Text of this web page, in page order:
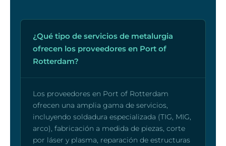
¿Qué tipo de servicios de metalurgia
ofrecen los proveedores en Port of
Rotterdam?
Los proveedores en Port of Rotterdam
ofrecen una amplia gama de servicios,
incluyendo soldadura especializada (TIG, MIG,
arco), fabricación a medida de piezas, corte
por láser y plasma, reparación de estructuras